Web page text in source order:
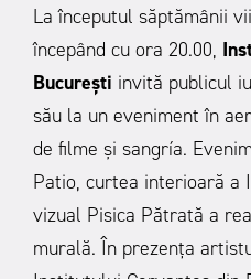
La începutul săptămânii
începând cu ora 20.00,
București invită publicul
său la un eveniment în
de filme și sangría.
Patio, curtea interioară a
vizual Pisica Pătrată a
murală. În prezența